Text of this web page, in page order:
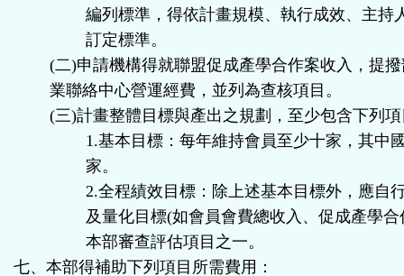
編列標準，得依計畫規模、執行成效、主持
訂定標準。
(二)申請機構得就聯盟促成產學合作案收入，提
業聯絡中心營運經費，並列為查核項目。
(三)計畫整體目標與產出之規劃，至少包含下列
1.基本目標：每年維持會員至少十家，其中
家。
2.全程績效目標：除上述基本目標外，應自
及量化目標(如會員會費總收入、促成產學
本部審查評估項目之一。
七、本部得補助下列項目所需費用：